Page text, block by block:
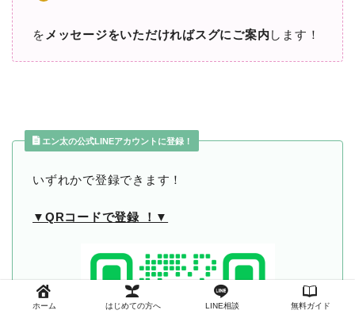
を メッセージをいただければスグにご案内します！
エン太の公式LINEアカウントに登録！
いずれかで登録できます！
▼QRコードで登録 ！▼
ホーム はじめての方へ LINE相談 無料ガイド